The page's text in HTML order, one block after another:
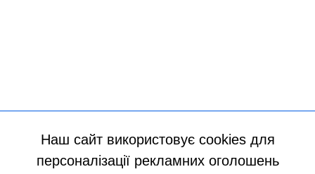
Наш сайт використовує cookies для
персоналізації рекламних оголошень